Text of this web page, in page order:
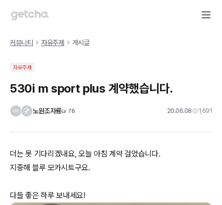
커뮤니티 자유주제 게시글
자유주제
530i m sport plus 계약했습니다.
노원조자룡Lv 78 20.06.08 1,691
더는 못 기다리겠내요, 오늘 아침 계약 걸었습니다.
지중해 블루 모카시트구요.
다들 좋은 하루 보내세요!